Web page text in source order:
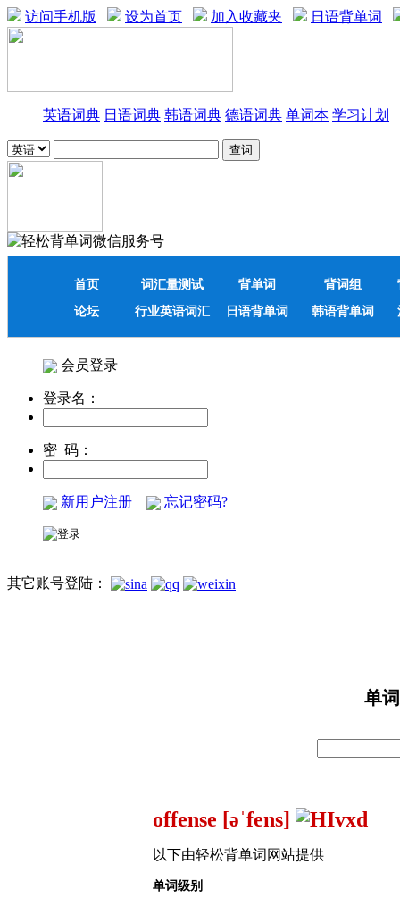
访问手机版 设为首页 加入收藏夹 日语背单词
英语词典 日语词典 韩语词典 德语词典 单词本 学习计划
首页 词汇量测试 背单词 背词组
论坛
行业英语词汇 日语背单词 韩语背单词
会员登录
登录名：
密 码：
新用户注册 忘记密码?
其它账号登陆：
单
offense [əˈfens]
以下由轻松背单词网站提供
单词级别